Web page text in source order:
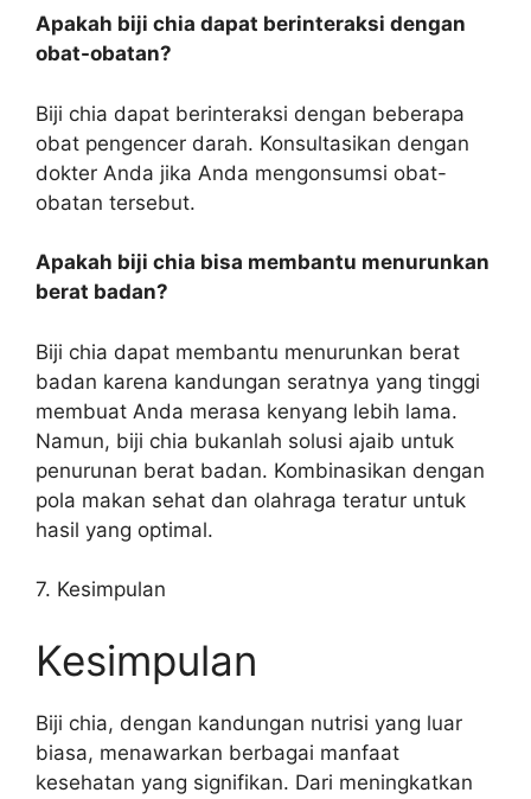
Apakah biji chia dapat berinteraksi dengan
obat-obatan?
Biji chia dapat berinteraksi dengan beberapa
obat pengencer darah. Konsultasikan dengan
dokter Anda jika Anda mengonsumsi obat-
obatan tersebut.
Apakah biji chia bisa membantu menurunkan
berat badan?
Biji chia dapat membantu menurunkan berat
badan karena kandungan seratnya yang tinggi
membuat Anda merasa kenyang lebih lama.
Namun, biji chia bukanlah solusi ajaib untuk
penurunan berat badan. Kombinasikan dengan
pola makan sehat dan olahraga teratur untuk
hasil yang optimal.
7. Kesimpulan
Kesimpulan
Biji chia, dengan kandungan nutrisi yang luar
biasa, menawarkan berbagai manfaat
kesehatan yang signifikan. Dari meningkatkan